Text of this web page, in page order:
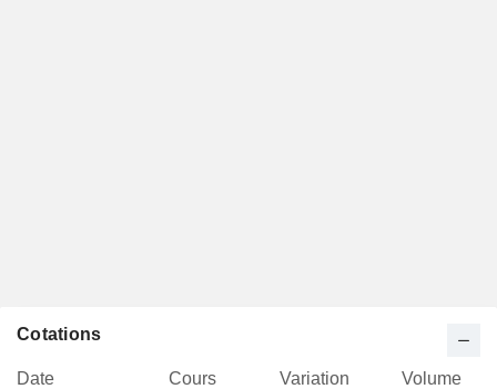
Cotations
Date Cours Variation
Volume